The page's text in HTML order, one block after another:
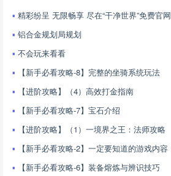
精彩纷呈 无限畅享 尽在“干净世界”免费官网
铝合金规划局规划
不会玩来看看
【新手必看攻略-8】完整的坐骑系统玩法
【进阶攻略】（4）高效打金指南
【新手必看攻略-7】宝石介绍
【进阶攻略】（1）一境界之王：法师攻略
【新手必看攻略-2】一定要知道的游戏内容
【新手必看攻略-6】装备熔炼与辨识技巧